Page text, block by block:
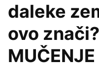
daleke
ovo
MUČENJE